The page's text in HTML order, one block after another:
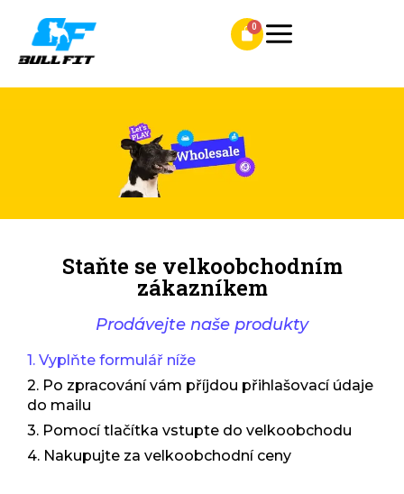
Staňte se velkoobchodním
zákazníkem
Prodávejte naše produkty
1. Vyplňte formulář níže
2. Po zpracování vám příjdou přihlašovací údaje
do mailu
3. Pomocí tlačítka vstupte do velkoobchodu
4. Nakupujte za velkoobchodní ceny